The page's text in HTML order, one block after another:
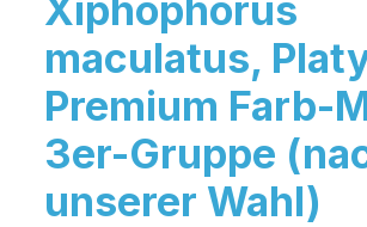
Xiphophorus
maculatus,
Premium Farb-
3er-Gruppe
unserer Wahl)